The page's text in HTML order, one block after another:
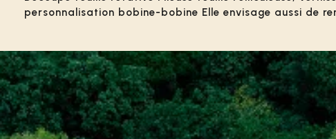
personnalisation bobine-bobine Elle envisage aussi de